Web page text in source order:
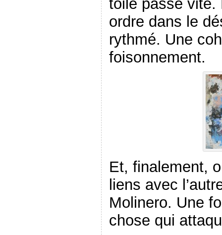
toile passe vite.
ordre dans le
rythmé. Une
foisonnement.
Et, finalement,
liens avec
Molinero. Une
chose qui